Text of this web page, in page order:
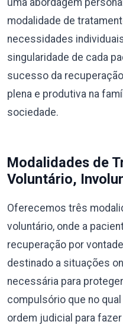
uma abordagem
modalidade de
necessidades
singularidade de cada
sucesso da
plena e produtiva na
sociedade.
Modalidades de
Voluntário,
Oferecemos três
voluntário, onde a
recuperação por
destinado a situações
necessária para
compulsório que no
ordem judicial para